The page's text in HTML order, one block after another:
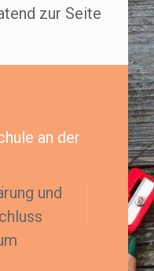
zur Seite
an der
und